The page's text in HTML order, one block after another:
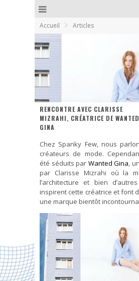
Accueil Articles
RENCONTRE AVEC CLARISSE
MIZRAHI, CRÉATRICE DE WANTED
GINA
Chez Spanky Few, nous
créateurs de mode.
été séduits par Wanted Gina,
par Clarisse Mizrahi où la
l’architecture et bien
inspirent cette créatrice et font
une marque bientôt